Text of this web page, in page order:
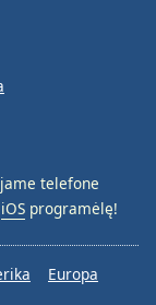
telefone
iOS programėlę!
Europa